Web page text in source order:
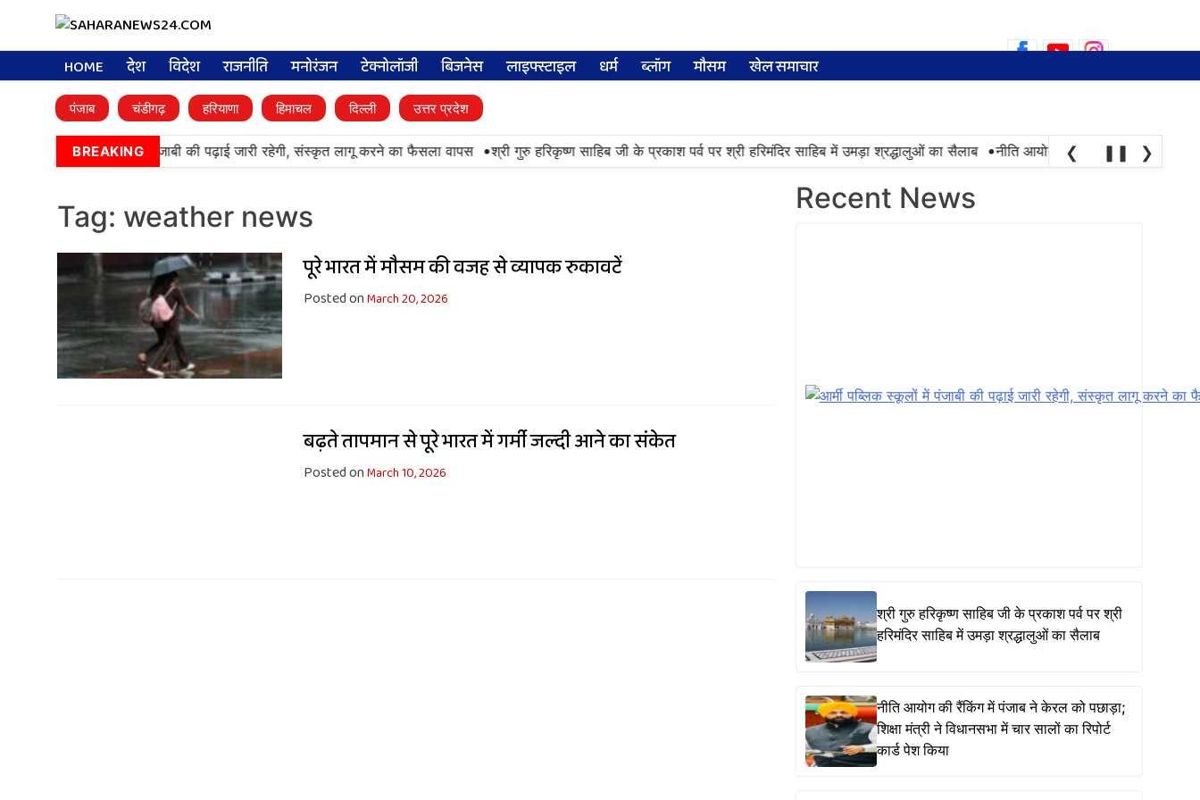
HOME देश विदेश राजनीति मनोरंजन टेक्नोलॉजी बिजनेस लाइफ्स्टाइल धर्म ब्लॉग मौसम खेल समाचार
पंजाब चंडीगढ़ हरियाणा हिमाचल दिल्ली उत्तर प्रदेश
BREAKING
आर्मी पब्लिक स्कूलों में पंजाबी की पढ़ाई जारी रहेगी, संस्कृत लागू करने का फैसला वापस • श्री गुरु हरिकृष्ण साहिब जी के प्रकाश पर्व पर श्री हरिमंदिर साहिब में उमड़ा श्रद्धालुओं का सैलाब • नीति आयोग की रैंकिंग में पंजाब ने केरल को
❮ ❚❚ ❯
Tag: weather news
पूरे भारत में मौसम की वजह से व्यापक रुकावटें
Posted onMarch 20, 2026
बढ़ते तापमान से पूरे भारत में गर्मी जल्दी आने का संकेत
Posted onMarch 10, 2026
Recent News
श्री गुरु हरिकृष्ण साहिब जी के प्रकाश पर्व पर श्री
हरिमंदिर साहिब में उमड़ा श्रद्धालुओं का सैलाब
नीति आयोग की रैंकिंग में पंजाब ने केरल को पछाड़ा;
शिक्षा मंत्री ने विधानसभा में चार सालों का रिपोर्ट
कार्ड पेश किया